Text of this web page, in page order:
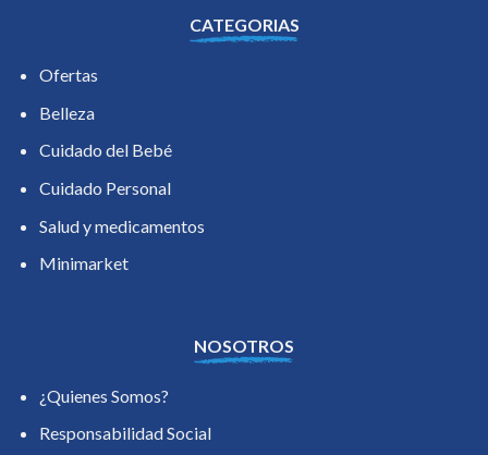
CATEGORIAS
Ofertas
Belleza
Cuidado del Bebé
Cuidado Personal
Salud y medicamentos
Minimarket
NOSOTROS
¿Quienes Somos?
Responsabilidad Social